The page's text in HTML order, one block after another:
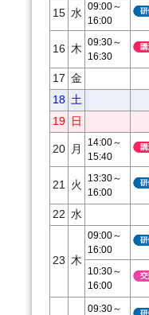
15 水
09:00～
16:00
16 木
09:30～
16:30
17 金
18 土
19
日
20 月
14:00～
15:40
21 火
13:30～
16:00
22 水
23 木
09:00～
16:00
10:30～
16:00
09:30～